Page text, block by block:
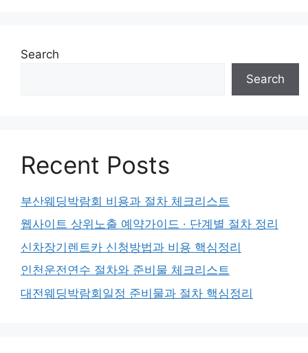
Search
Search
Recent Posts
부산웨딩박람회 비용과 절차 체크리스트
웹사이트 상위노출 예약가이드 · 단계별 절차 정리
신차장기렌트카 신청방법과 비용 핵심정리
인천운전연수 절차와 준비물 체크리스트
대전웨딩박람회일정 준비물과 절차 핵심정리